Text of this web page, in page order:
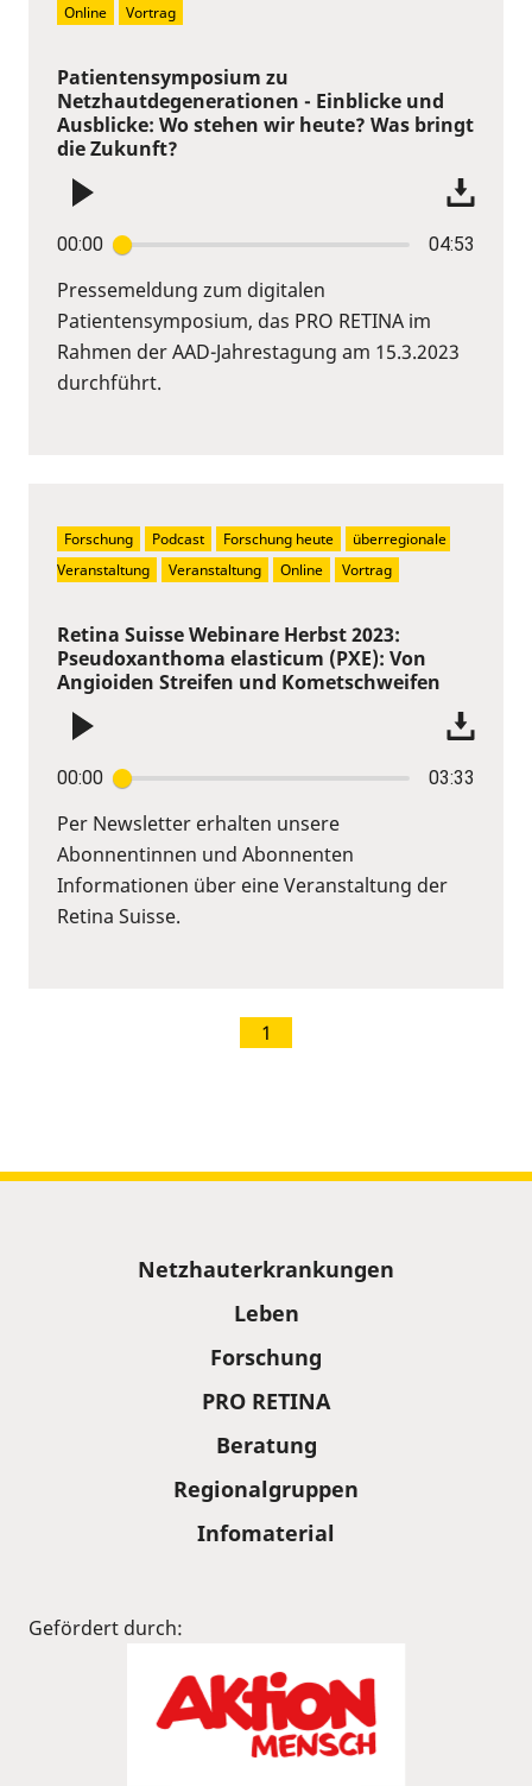
Patientensymposium zu
Netzhautdegenerationen - Einblicke und
Ausblicke: Wo stehen wir heute? Was bringt
die Zukunft?
00:00 04:53
Pressemeldung zum digitalen
Patientensymposium, das PRO RETINA im
Rahmen der AAD-Jahrestagung am 15.3.2023
durchführt.
Online Vortrag
Retina Suisse Webinare Herbst 2023:
Pseudoxanthoma elasticum (PXE): Von
Angioiden Streifen und Kometschweifen
00:00 03:33
Per Newsletter erhalten unsere
Abonnentinnen und Abonnenten
Informationen über eine Veranstaltung der
Retina Suisse.
Forschung Podcast Forschung heute
überregionale
Veranstaltung
Veranstaltung Online Vortrag
1
Netzhauterkrankungen
Leben
Forschung
PRO RETINA
Beratung
Regionalgruppen
Infomaterial
Gefördert durch: